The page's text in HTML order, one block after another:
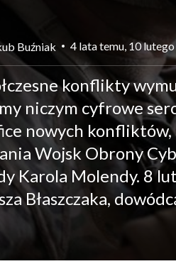
Buźniak 4 lata temu, 10
konflikty
niczym cyfrowe
nowych
Wojsk Obrony
Karola Molendy. 8
Błaszczaka,